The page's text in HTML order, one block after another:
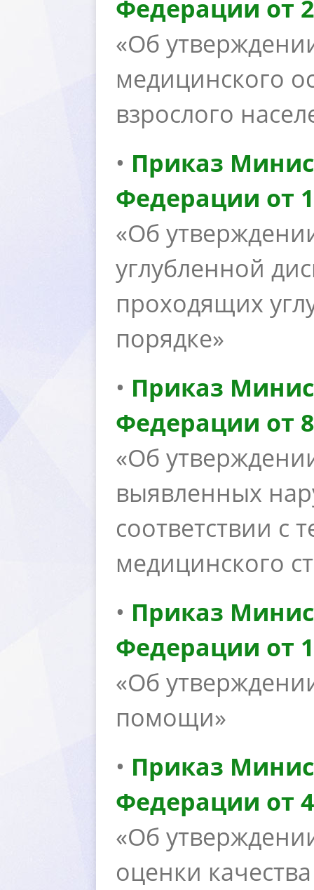
Федерации от
«Об
медицинского
зрослого
• Приказ
Федерации от
«Об
углубленной
проходящих
порядке»
• Приказ
Федерации от
«Об
ыявленных
соответствии с
медицинского
• Приказ
Федерации от
«Об
помощи»
• Приказ
Федерации от
«Об
оценки